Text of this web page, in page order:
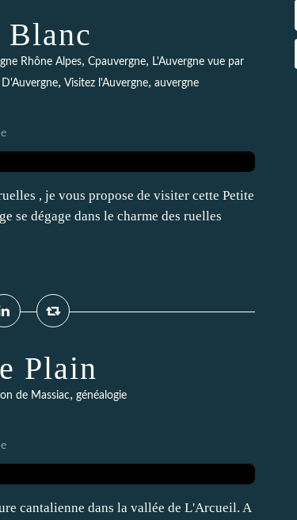
Rhône Alpes, Cpauvergne, L'Auvergne vue par
D'Auvergne, Visitez l'Auvergne, auvergne
, je vous propose de visiter cette Petite
se dégage dans le charme des ruelles
Plain
de Massiac, généalogie
cantalienne dans la vallée de L'Arcueil. A